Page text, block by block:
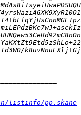
listinfo/pp.skane